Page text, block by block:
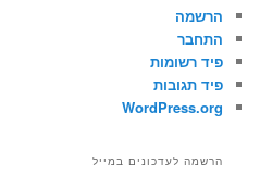
הרשמה
התחבר
פיד רשומות
פיד תגובות
WordPress.org
הרשמה לעדכונים במייל